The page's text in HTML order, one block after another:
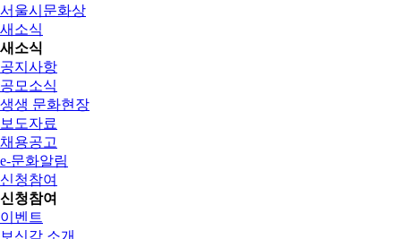
서울시문화상
새소식
새소식
공지사항
공모소식
생생 문화현장
보도자료
채용공고
e-문화알림
신청참여
신청참여
이벤트
보신각 소개